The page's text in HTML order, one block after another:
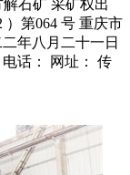
石矿 采矿权出
）第064 号 重庆市
年八月二十一日
话： 网址： 传